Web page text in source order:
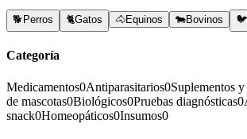
🐕 Perros 🐈Gatos 🐴Equinos 🐄Bovinos 🐦
Categoría
Medicamentos0Antiparasitarios0Suplementos
de mascotas0Biológicos0Pruebas diagnósticas0
snack0Homeopáticos0Insumos0